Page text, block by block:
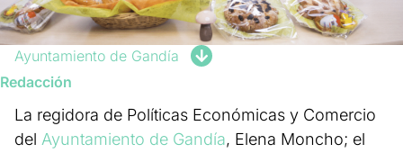
Ayuntamiento de Gandía
Redacción
La regidora de Políticas Económicas y Comercio
del Ayuntamiento de Gandía, Elena Moncho; el